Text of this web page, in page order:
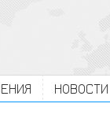
НОВОСТИ